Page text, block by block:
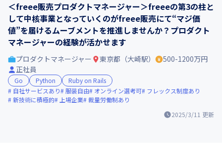
＜freee販売プロダクトマネージャー＞freeeの第3の柱と
して中核事業となっていくのがfreee販売にて“マジ価
値”を届けるムーブメントを推進しませんか？プロダクト
マネージャーの経験が活かせます
2025/3/11 更新
プロダクトマネージャー 東京都（大崎駅）
500-1200万円
正社員
Go Python
Ruby on Rails
自社サービスあり
服装自由 オンライン選考可
フレックス制度あり
新技術に積極的
上場企業 裁量労働制あり